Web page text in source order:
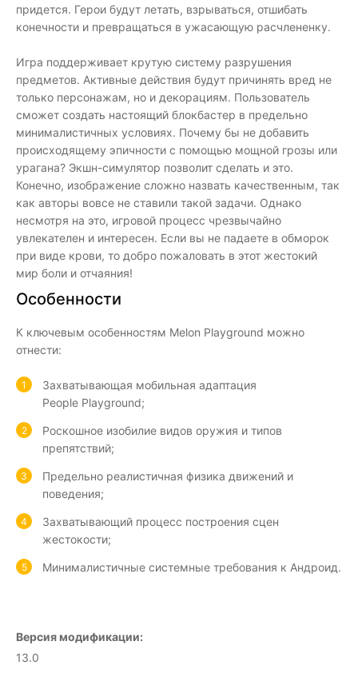
придется. Герои будут летать, взрываться, отшибать
конечности и превращаться в ужасающую расчлененку.
Игра поддерживает крутую систему разрушения
предметов. Активные действия будут причинять вред не
только персонажам, но и декорациям. Пользователь
сможет создать настоящий блокбастер в предельно
минималистичных условиях. Почему бы не добавить
происходящему эпичности с помощью мощной грозы или
урагана? Экшн-симулятор позволит сделать и это.
Конечно, изображение сложно назвать качественным, так
как авторы вовсе не ставили такой задачи. Однако
несмотря на это, игровой процесс чрезвычайно
увлекателен и интересен. Если вы не падаете в обморок
при виде крови, то добро пожаловать в этот жестокий
мир боли и отчаяния!
Особенности
К ключевым особенностям Melon Playground можно
отнести:
Захватывающая мобильная адаптация
People Playground;
Роскошное изобилие видов оружия и типов
препятствий;
Предельно реалистичная физика движений и
поведения;
Захватывающий процесс построения сцен
жестокости;
Минималистичные системные требования к Андроид.
Версия модификации:
13.0